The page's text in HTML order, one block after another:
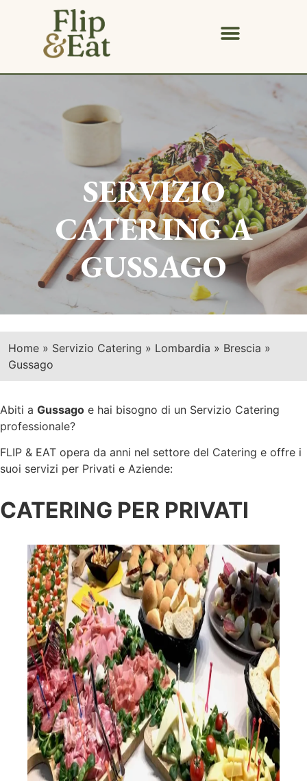
SERVIZIO
CATERING A
GUSSAGO
Home » Servizio Catering » Lombardia » Brescia »
Gussago
Abiti a Gussago e hai bisogno di un Servizio Catering
professionale?
FLIP & EAT opera da anni nel settore del Catering e offre i
suoi servizi per Privati e Aziende:
CATERING PER PRIVATI